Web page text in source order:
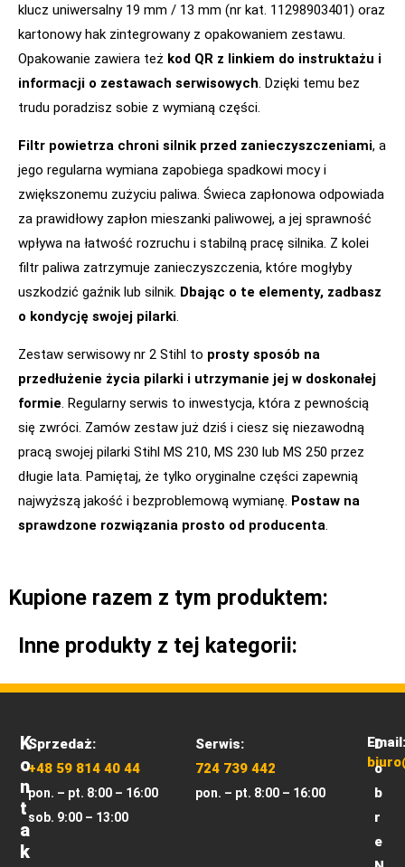
klucz uniwersalny 19 mm / 13 mm (nr kat. 11298903401) oraz
kartonowy hak zintegrowany z opakowaniem zestawu.
Opakowanie zawiera też kod QR z linkiem do instruktażu i
informacji o zestawach serwisowych. Dzięki temu bez
trudu poradzisz sobie z wymianą części.
Filtr powietrza chroni silnik przed zanieczyszczeniami, a
jego regularna wymiana zapobiega spadkowi mocy i
zwiększonemu zużyciu paliwa. Świeca zapłonowa odpowiada
za prawidłowy zapłon mieszanki paliwowej, a jej sprawność
wpływa na łatwość rozruchu i stabilną pracę silnika. Z kolei
filtr paliwa zatrzymuje zanieczyszczenia, które mogłyby
uszkodzić gaźnik lub silnik. Dbając o te elementy, zadbasz
o kondycję swojej pilarki.
Zestaw serwisowy nr 2 Stihl to prosty sposób na
przedłużenie życia pilarki i utrzymanie jej w doskonałej
formie. Regularny serwis to inwestycja, która z pewnością
się zwróci. Zamów zestaw już dziś i ciesz się niezawodną
pracą swojej pilarki Stihl MS 210, MS 230 lub MS 250 przez
długie lata. Pamiętaj, że tylko oryginalne części zapewnią
najwyższą jakość i bezproblemową wymianę. Postaw na
sprawdzone rozwiązania prosto od producenta.
Kupione razem z tym produktem:
Inne produkty z tej kategorii:
K
O
N
T
A
K
Sprzedaż:
+48 59 814 40 44
pon. – pt. 8:00 – 16:00
sob. 9:00 – 13:00
Serwis:
724 739 442
pon. – pt. 8:00 – 16:00
Email:
D
o
b
r
e